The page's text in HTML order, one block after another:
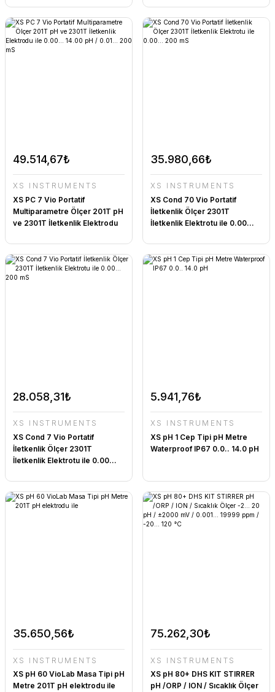
49.514,67₺
XS INSTRUMENTS
XS PC 7 Vio Portatif
Multiparametre Ölçer 201T pH
ve 2301T İletkenlik Elektrodu
200 mS
35.980,66₺
XS INSTRUMENTS
XS Cond 70 Vio Portatif
İletkenlik Ölçer 2301T
İletkenlik Elektrotu ile 0.00...
28.058,31₺
XS INSTRUMENTS
XS Cond 7 Vio Portatif
İletkenlik Ölçer 2301T
İletkenlik Elektrotu ile 0.00...
5.941,76₺
XS INSTRUMENTS
XS pH 1 Cep Tipi pH Metre
Waterproof IP67 0.0.. 14.0 pH
35.650,56₺
XS INSTRUMENTS
XS pH 60 VioLab Masa Tipi pH
Metre 201T pH elektrodu ile
75.262,30₺
XS INSTRUMENTS
XS pH 80+ DHS KIT STIRRER
pH /ORP / ION / Sıcaklık Ölçer